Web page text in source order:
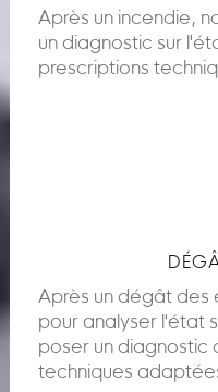
Après un incendie,
un diagnostic sur
prescriptions
Après un dégât des
pour analyser l'état
poser un diagnostic
techniques